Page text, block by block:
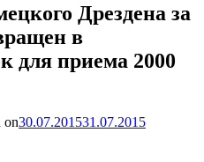
Дрездена за
в
для приема 2000
on30.07.201531.07.2015